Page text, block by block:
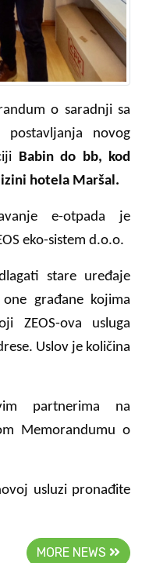
o saradnji sa
novog
Babin do bb, kod
hotela Maršal.
e-otpada je
eko-sistem d.o.o.
stare uređaje
građane kojima
ZEOS-ova usluga
Uslov je količina
partnerima na
Memorandumu o
usluzi pronađite
MORE NEWS